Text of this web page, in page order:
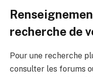
recherche de
Pour une recherche
consulter les forums